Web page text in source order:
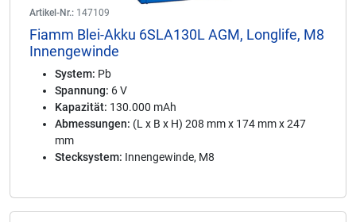
Artikel-Nr.: 147109
Fiamm Blei-Akku 6SLA130L AGM, Longlife, M8
Innengewinde
System: Pb
Spannung: 6 V
Kapazität: 130.000 mAh
Abmessungen: (L x B x H) 208 mm x 174 mm x 247
mm
Stecksystem: Innengewinde, M8